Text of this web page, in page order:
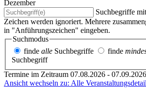
Dezember
Suchbegriffe
Zeichen werden ignoriert. Mehrere
in "Anführungszeichen" eingeben.
Suchmodus
finde alle Suchbegriffe finde
Suchbegriff
Termine im Zeitraum 07.08.2026 - 07.09.2026
Ansicht wechseln zu: Alle